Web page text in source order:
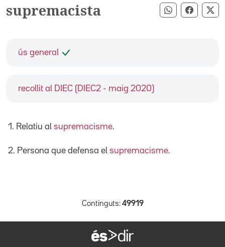
supremacista Compartir
ús general
recollit al DIEC (DIEC2 - maig 2020)
1. Relatiu al supremacisme.
2. Persona que defensa el supremacisme.
Continguts: 49919